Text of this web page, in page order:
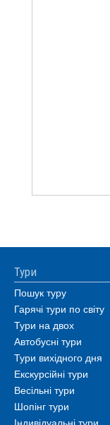
Тури
Пошук туру
Гарячі тури по світу
Тури на двох
Автобусні тури
Тури вихідного дня
Екскурсійні тури
Весільні тури
Шопінг тури
Індивідуальні тури